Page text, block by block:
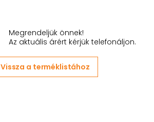
Megrendeljük önnek!
Az aktuális árért kérjük telefonáljon.
Vissza a terméklistához